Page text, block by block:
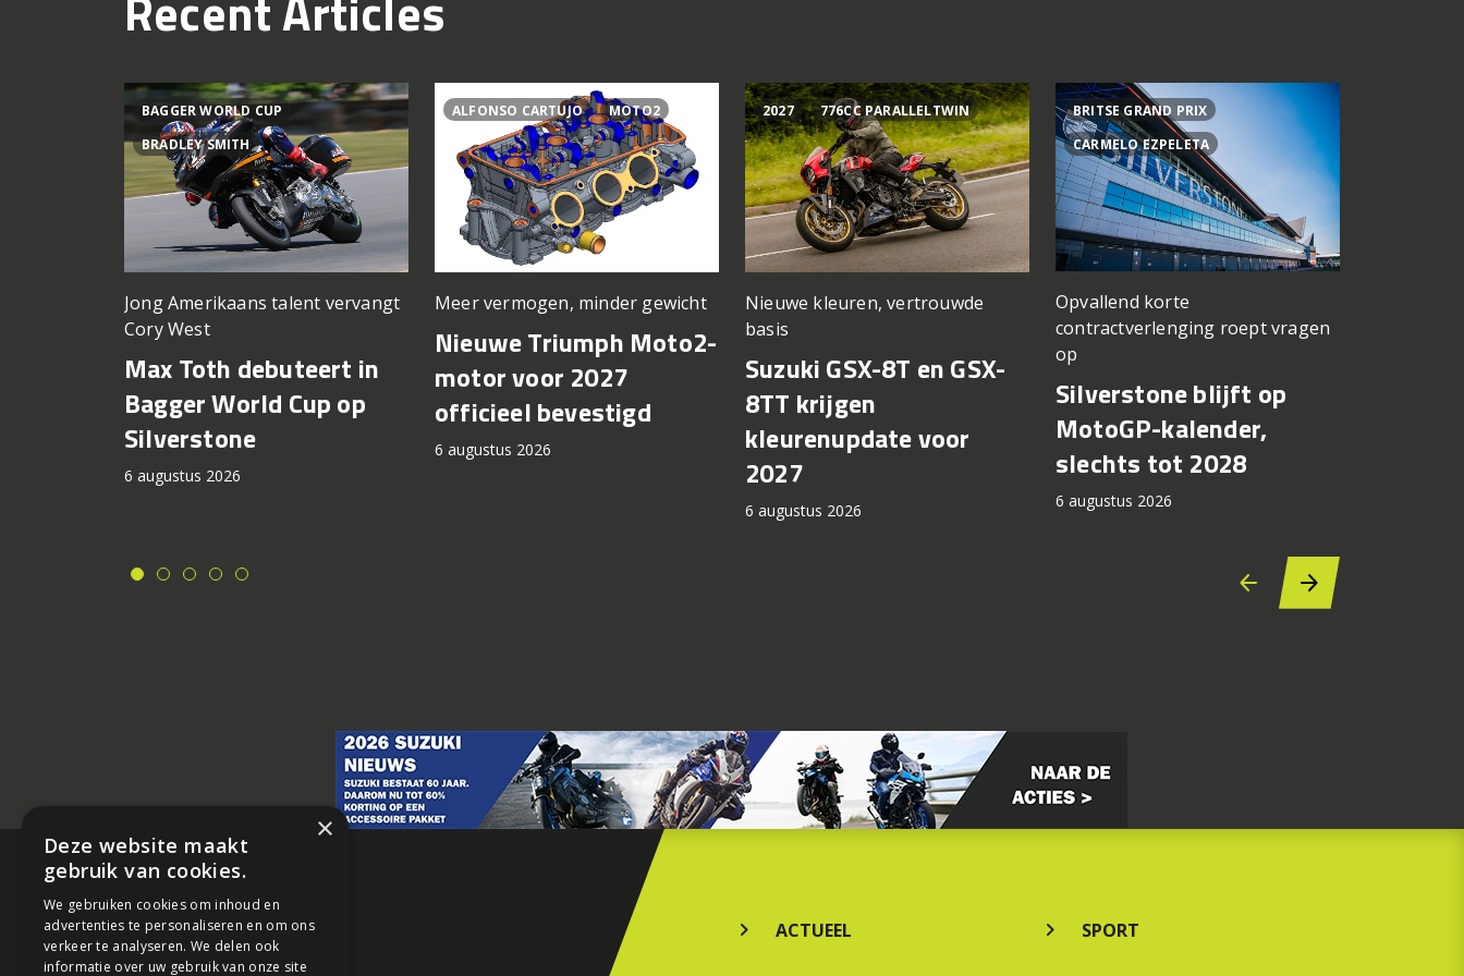
BAGGER WORLD CUP
BRADLEY SMITH
Jong Amerikaans talent vervangt
Cory West
Max Toth debuteert in
Bagger World Cup op
Silverstone
6 augustus 2026
ALFONSO CARTUJO MOTO2
Meer vermogen, minder gewicht
Nieuwe Triumph Moto2-
motor voor 2027
officieel bevestigd
6 augustus 2026
2027 776CC PARALLELTWIN
Nieuwe kleuren, vertrouwde
basis
Suzuki GSX-8T en GSX-
8TT krijgen
kleurenupdate voor
2027
6 augustus 2026
BRITSE GRAND PRIX
CARMELO EZPELETA
Opvallend korte
contractverlenging roept vragen
op
Silverstone blijft op
MotoGP-kalender,
slechts tot 2028
6 augustus 2026
ACTUEEL SPORT
×
Deze website maakt
gebruik van cookies.
We gebruiken cookies om inhoud en
advertenties te personaliseren en om ons
verkeer te analyseren. We delen ook
informatie over uw gebruik van onze site